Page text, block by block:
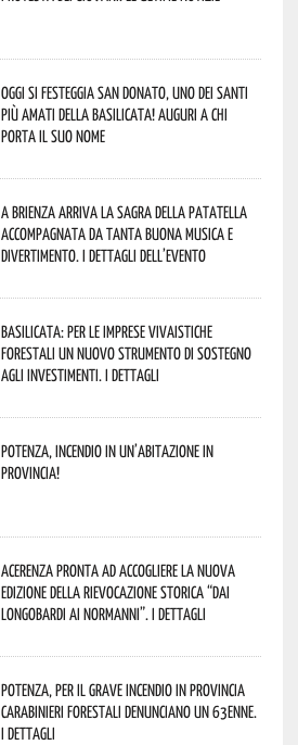
Oggi si festeggia San Donato, uno dei Santi
più amati della Basilicata! Auguri a chi
porta il suo nome
A Brienza arriva la Sagra della Patatella
accompagnata da tanta buona musica e
divertimento. I dettagli dell’evento
Basilicata: per le imprese vivaistiche
forestali un nuovo strumento di sostegno
agli investimenti. I dettagli
Potenza, incendio in un’abitazione in
provincia!
Acerenza pronta ad accogliere la nuova
edizione della rievocazione storica “Dai
Longobardi ai Normanni”. I dettagli
Potenza, per il grave incendio in Provincia
Carabinieri forestali denunciano un 63enne.
I dettagli